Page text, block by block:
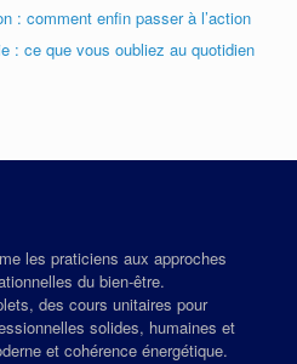
: comment enfin passer à l’action
: ce que vous oubliez au quotidien
les praticiens aux approches
du bien‑être.
des cours unitaires pour
solides, humaines et
et cohérence énergétique.